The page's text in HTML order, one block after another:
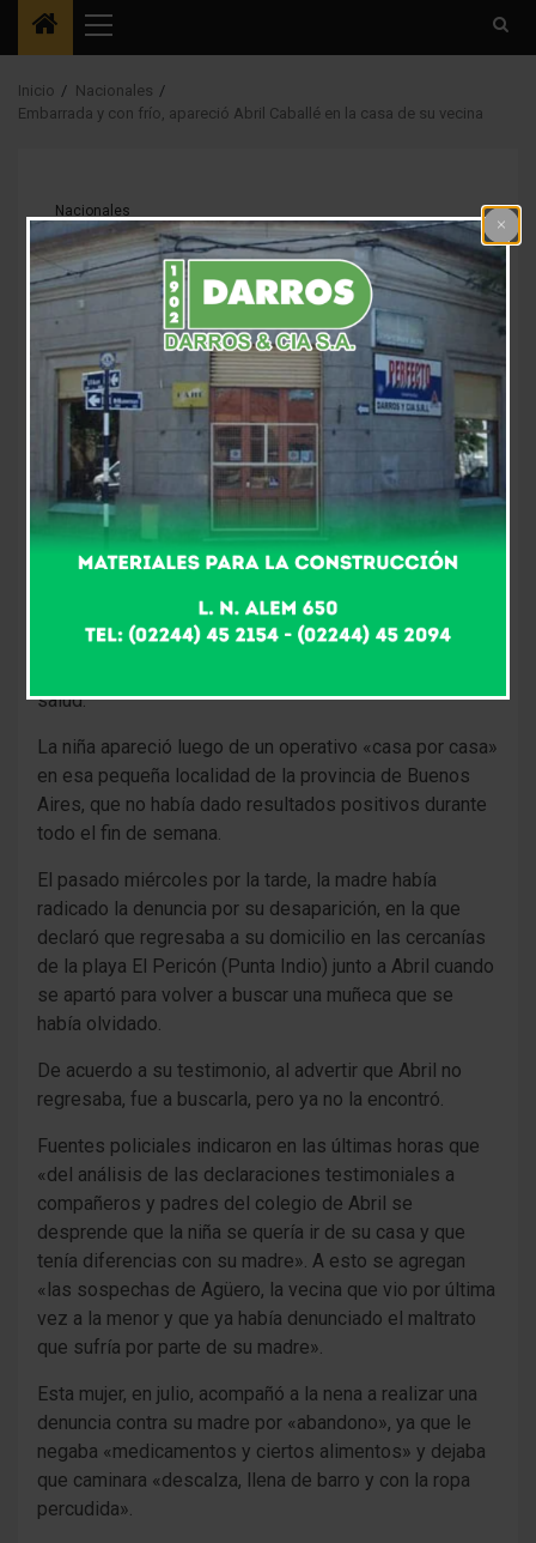
Menú
principal
Inicio
Nacionales
Embarrada y con frío, apareció Abril Caballé en la casa de su vecina
Nacionales
Embarrada y con frío,
apareció Abril Caballé
en la casa de su
vecina
7 años atrás Fm Alpha
Apareció Abril Caballé, la nena de 10 años que había
Punta Indio. Llegó caminando a la casa de su vecina,
Victoria Agüero, con frío y embarrada, como si hubiese
salud.
La niña apareció luego de un operativo «casa por casa»
en esa pequeña localidad de la provincia de Buenos
Aires, que no había dado resultados positivos durante
todo el fin de semana.
El pasado miércoles por la tarde, la madre había
radicado la denuncia por su desaparición, en la que
declaró que regresaba a su domicilio en las cercanías
de la playa El Pericón (Punta Indio) junto a Abril cuando
se apartó para volver a buscar una muñeca que se
había olvidado.
De acuerdo a su testimonio, al advertir que Abril no
regresaba, fue a buscarla, pero ya no la encontró.
Fuentes policiales indicaron en las últimas horas que
«del análisis de las declaraciones testimoniales a
compañeros y padres del colegio de Abril se
desprende que la niña se quería ir de su casa y que
tenía diferencias con su madre». A esto se agregan
«las sospechas de Agüero, la vecina que vio por última
vez a la menor y que ya había denunciado el maltrato
que sufría por parte de su madre».
Esta mujer, en julio, acompañó a la nena a realizar una
denuncia contra su madre por «abandono», ya que le
negaba «medicamentos y ciertos alimentos» y dejaba
que caminara «descalza, llena de barro y con la ropa
percudida».